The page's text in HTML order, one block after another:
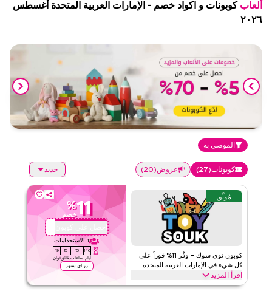
ألعاب كوبونات و اكواد خصم - الإمارات العربية المتحدة أغسطس
٢٠٢٦
الموصى به
كوبونات(
27
) عروض(
20
) جديد
مُوثَّق
كوبون توي سوك – وفّر 11% فوراً على
كل شيء في الإمارات العربية المتحدة
اقرأ المزيد
11
%
خصم
احصل على كوبون
1 الاستخدامات
146
أيام
15
ساعات
15
دقائق
19
ثوان
زر اي ستور
وفّر 11% فوراً مع كودتوي سوك على الألعاب التعليمية، الألغاز، مجموعات